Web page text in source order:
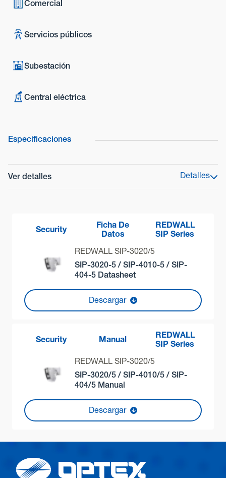
Comercial
Servicios públicos
Subestación
Central eléctrica
Especificaciones
Ver detalles Detalles
Método de detección
Infrarrojo pasivo
Rango de detección
40 x 4 m con zona cero (3 x 5 m a 2,3 m de altura, 6 x 9 m
Zonas dentro del rango de detección PIR
24 zonas (Zona cero bajo el sensor: 36 zonas)
Sensibilidad
4 niveles (Extremadamente Alta / Alta / Media / Baja)
(bajo el sensor)
Entrada de alimentación
Consumo de corriente
REDWALL SIP-3020/5
SIP-3020-5 / SIP-4010-5 / SIP-
404-5 Datasheet
Security
Ficha De
Datos
REDWALL
SIP Series
Descargar
REDWALL SIP-3020/5
SIP-3020/5 / SIP-4010/5 / SIP-
404/5 Manual
Security Manual
REDWALL
SIP Series
Descargar